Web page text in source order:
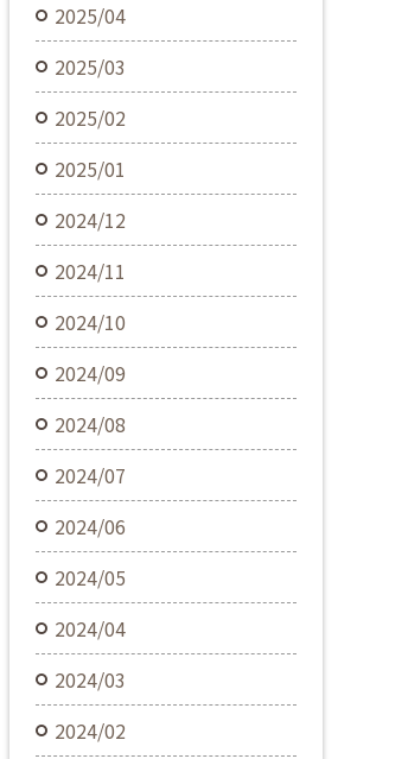
2025/04
2025/03
2025/02
2025/01
2024/12
2024/11
2024/10
2024/09
2024/08
2024/07
2024/06
2024/05
2024/04
2024/03
2024/02